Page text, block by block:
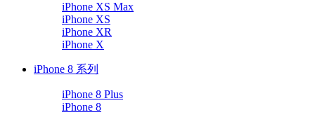
iPhone XS Max
iPhone XS
iPhone XR
iPhone X
iPhone 8 系列
iPhone 8 Plus
iPhone 8